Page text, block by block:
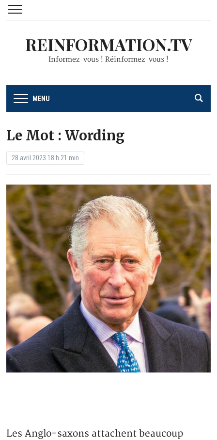
REINFORMATION.TV
Informez-vous ! Réinformez-vous !
MENU
Le Mot : Wording
28 avril 2023 18 h 21 min
Les Anglo-saxons attachent beaucoup